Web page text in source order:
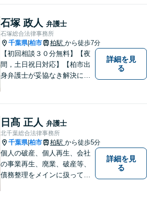
石塚 政人 弁護士
石塚総合法律事務所
千葉県|柏市 柏駅 から徒歩7分
【初回相談３０分無料】【夜
間，土日祝日対応】【柏市出
身弁護士が妥協なき解決に尽
供いたします。
詳細を見
る
日髙 正人 弁護士
北千葉総合法律事務所
千葉県|柏市 柏駅 から徒歩5分
個人の破産、個人再生、会社
の事業再生、廃業、破産等、
債務整理をメインに扱ってお
詳細を見
る